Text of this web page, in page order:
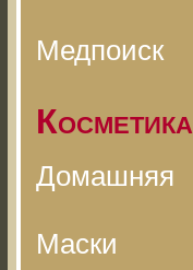
Медпоиск
Косметика
Домашняя
Маски